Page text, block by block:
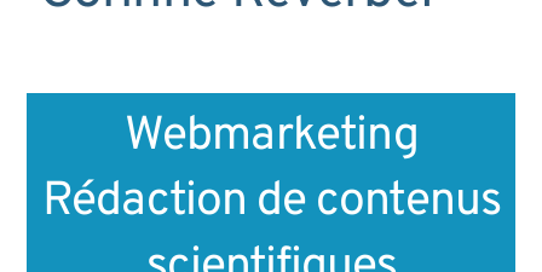
Webmarketing
Rédaction de contenus